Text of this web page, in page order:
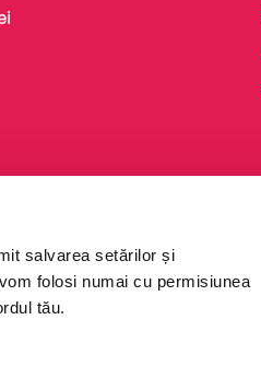
salvarea setărilor și
folosi numai cu permisiunea
tău.